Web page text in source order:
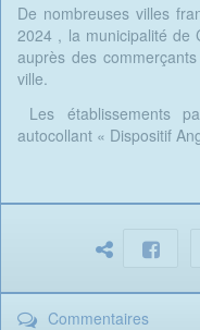
De nombreuses villes
2024 , la municipalité de
auprès des
ville.
Les établissements
autocollant « Dispositif
Commentaires